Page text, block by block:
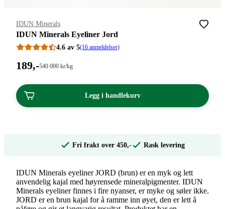
Merke
IDUN Minerals
IDUN Minerals Eyeliner Jord
4.6 av 5(16 anmeldelser)
Pris:
kroner.
189,-Stykkpris:
000,00/kg
540 000 kr/kg
Legg i handlekurv
Fri frakt over 450,- Rask levering
IDUN Minerals eyeliner JORD (brun) er en myk og lett
anvendelig kajal med høyrensede mineralpigmenter. IDUN
Minerals eyeliner finnes i fire nyanser, er myke og søler ikke.
JORD er en brun kajal for å ramme inn øyet, den er lett å